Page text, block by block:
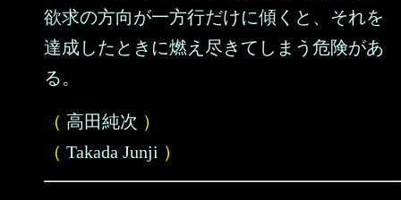
欲求の方向が一方行だけに傾くと、それを
達成したときに燃え尽きてしまう危険があ
る。
（ 高田純次 ）
（ Takada Junji ）